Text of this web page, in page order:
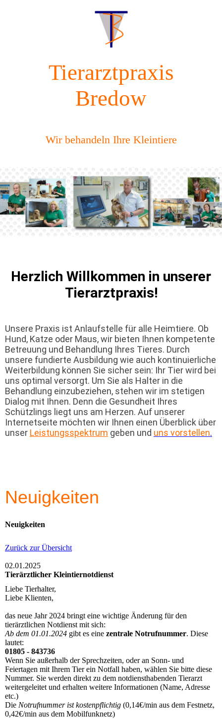
Tierarztpraxis
Bredow
Wir behandeln Ihre Kleintiere
Herzlich Willkommen in unserer
Tierarztpraxis!
Unsere Praxis ist Anlaufstelle für alle Heimtiere. Ob
Hund, Katze oder Maus, wir bieten Ihnen kompetente
Betreuung und Behandlung Ihres Tieres. Durch
unsere fundierte Ausbildung wie auch kontinuierliche
Weiterbildung können Sie sicher sein: Ihr Tier wird bei
uns optimal versorgt. Um Sie als Halter in die
Behandlung einzubeziehen, stehen wir im stetigen
Dialog mit Ihnen. Denn die Gesundheit Ihres
Schützlings liegt uns am Herzen. Auf unserer
Internetseite möchten wir Ihnen einen Überblick über
unser Leistungsspektrum geben und uns vorstellen.
Neuigkeiten
Neuigkeiten
Zurück zur Übersicht
02.01.2025
Tierärztlicher Kleintiernotdienst
Liebe Tierhalter,
Liebe Klienten,
das neue Jahr 2024 bringt eine wichtige Änderung für den
tierärztlichen Notdienst mit sich:
Ab dem 01.01.2024 gibt es eine zentrale Notrufnummer. Diese
lautet:
01805 - 843736
Wenn Sie außerhalb der Sprechzeiten, oder an Sonn- und
Feiertagen mit Ihrem Tier ein Notfall haben, wählen Sie bitte diese
Nummer. Sie werden direkt zu dem notdiensthabenden Tierarzt
weitergeleitet und erhalten weitere Informationen (Name, Adresse
etc.)
Die Notrufnummer ist kostenpflichtig (0,14€/min aus dem Festnetz,
0,42€/min aus dem Mobilfunknetz)